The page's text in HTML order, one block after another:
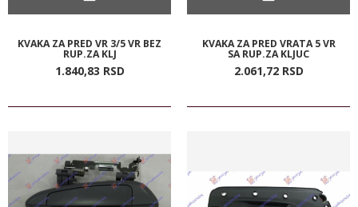
KVAKA ZA PRED VR 3/5 VR BEZ
RUP.ZA KLJ
1.840,83 RSD
KVAKA ZA PRED VRATA 5 VR
SA RUP.ZA KLJUC
2.061,72 RSD